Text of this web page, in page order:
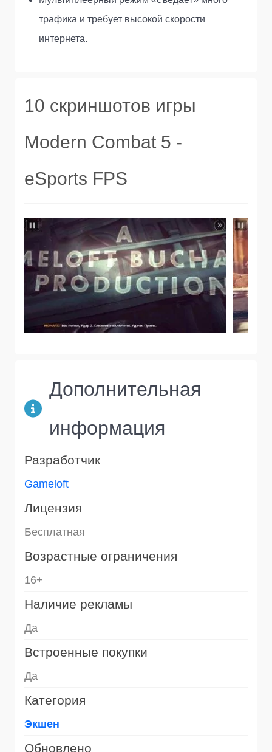
трафика и требует высокой скорости
интернета.
10 скриншотов игры
Modern Combat 5 -
eSports FPS
Дополнительная
информация
Разработчик
Gameloft
Лицензия
Бесплатная
Возрастные ограничения
16+
Наличие рекламы
Да
Встроенные покупки
Да
Категория
Экшен
Обновлено